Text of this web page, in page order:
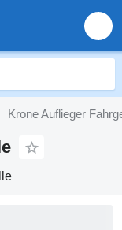
Krone Auflieger